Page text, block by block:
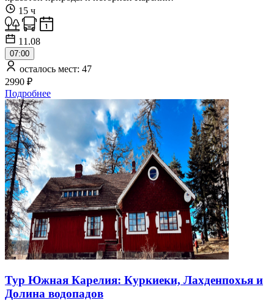
15 ч
11.08
07:00
осталось мест: 47
2990 ₽
Подробнее
Тур Южная Карелия: Куркиеки, Лахденпохья и
Долина водопадов